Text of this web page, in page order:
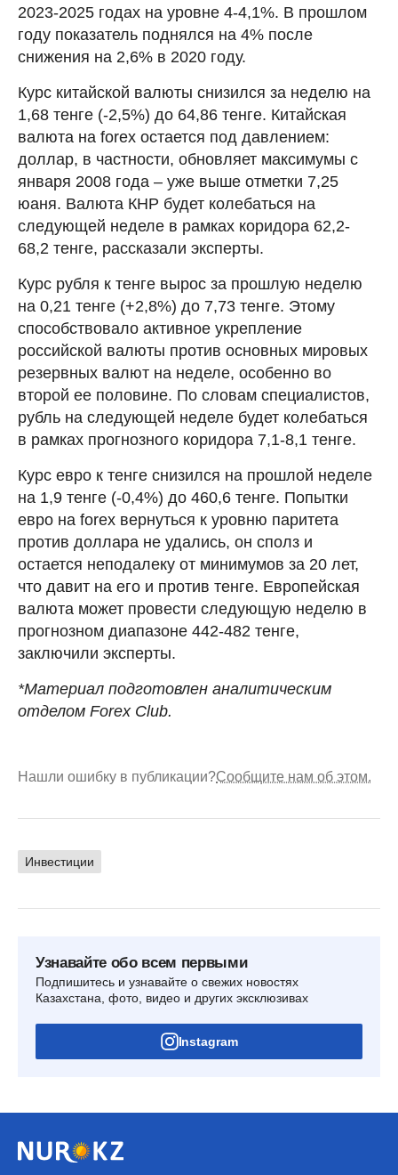
2023-2025 годах на уровне 4-4,1%. В прошлом
году показатель поднялся на 4% после
снижения на 2,6% в 2020 году.
Курс китайской валюты снизился за неделю на
1,68 тенге (-2,5%) до 64,86 тенге. Китайская
валюта на forex остается под давлением:
доллар, в частности, обновляет максимумы с
января 2008 года – уже выше отметки 7,25
юаня. Валюта КНР будет колебаться на
следующей неделе в рамках коридора 62,2-
68,2 тенге, рассказали эксперты.
Курс рубля к тенге вырос за прошлую неделю
на 0,21 тенге (+2,8%) до 7,73 тенге. Этому
способствовало активное укрепление
российской валюты против основных мировых
резервных валют на неделе, особенно во
второй ее половине. По словам специалистов,
рубль на следующей неделе будет колебаться
в рамках прогнозного коридора 7,1-8,1 тенге.
Курс евро к тенге снизился на прошлой неделе
на 1,9 тенге (-0,4%) до 460,6 тенге. Попытки
евро на forex вернуться к уровню паритета
против доллара не удались, он сполз и
остается неподалеку от минимумов за 20 лет,
что давит на его и против тенге. Европейская
валюта может провести следующую неделю в
прогнозном диапазоне 442-482 тенге,
заключили эксперты.
*Материал подготовлен аналитическим
отделом Forex Club.
Нашли ошибку в публикации?Сообщите нам об этом.
Инвестиции
Узнавайте обо всем первыми
Подпишитесь и узнавайте о свежих новостях
Казахстана, фото, видео и других эксклюзивах
Instagram